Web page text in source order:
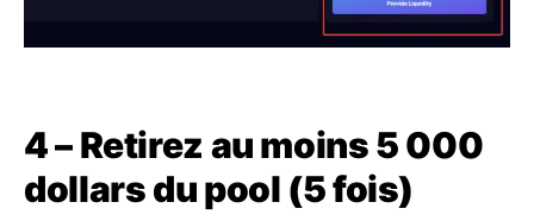
4 – Retirez au moins 5 000
dollars du pool (5 fois)